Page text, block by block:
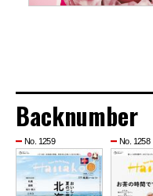
Backnumber
No. 1259 No. 1258